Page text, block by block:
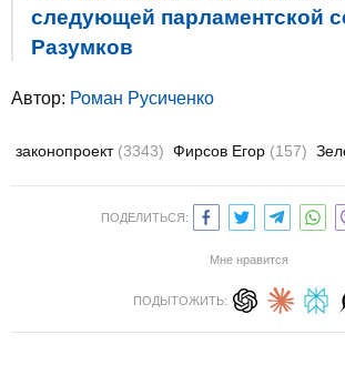
следующей парламентской
Разумков
Автор: Роман Русиченко
законопроект (3343) Фирсов Егор (157)
ПОДЕЛИТЬСЯ:
Мне нравится
ПОДЫТОЖИТЬ: